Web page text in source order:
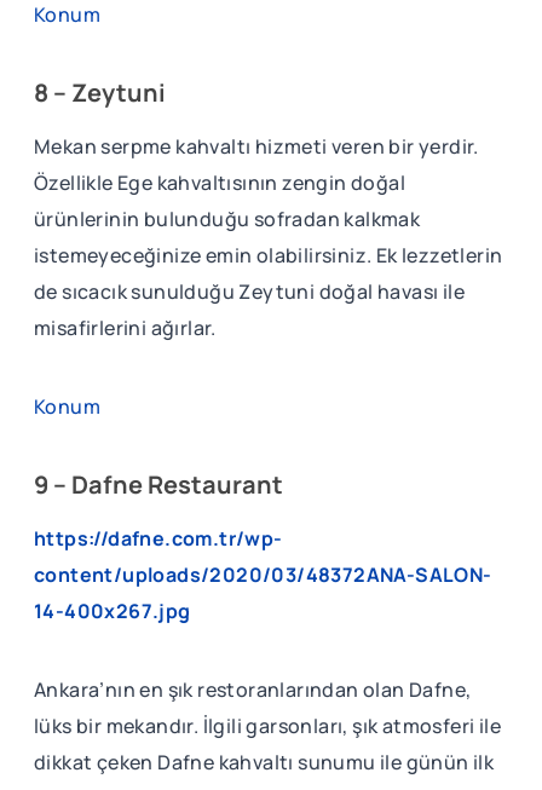
Konum
8 – Zeytuni
Mekan serpme kahvaltı hizmeti veren bir yerdir.
Özellikle Ege kahvaltısının zengin doğal
ürünlerinin bulunduğu sofradan kalkmak
istemeyeceğinize emin olabilirsiniz. Ek lezzetlerin
de sıcacık sunulduğu Zeytuni doğal havası ile
misafirlerini ağırlar.
Konum
9 – Dafne Restaurant
https://dafne.com.tr/wp-
content/uploads/2020/03/48372ANA-SALON-
14-400x267.jpg
Ankara’nın en şık restoranlarından olan Dafne,
lüks bir mekandır. İlgili garsonları, şık atmosferi ile
dikkat çeken Dafne kahvaltı sunumu ile günün ilk